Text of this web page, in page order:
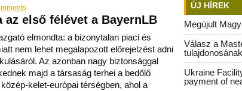
az első félévet a BayernLB
elmondta: a bizonytalan piaci és
nem lehet megalapozott előrejelzést adni
Az azonban nagy biztonsággal
majd a társaság terhei a bedőlő
kelet-európai térségben, ahol a
ÚJ HÍREK
Megújult
Válasz a
tulajdonosának
Ukraine
payment of